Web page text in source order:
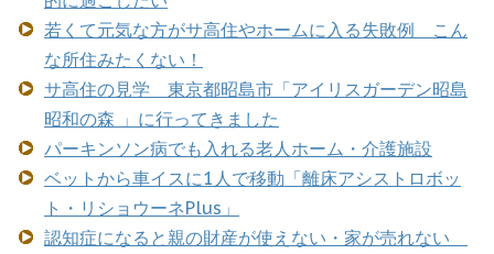
若くて元気な方がサ高住やホームに入る失敗例 こん
な所住みたくない！
サ高住の見学 東京都昭島市「アイリスガーデン昭島
昭和の森 」に行ってきました
パーキンソン病でも入れる老人ホーム・介護施設
ベットから車イスに1人で移動「離床アシストロボッ
ト・リショウーネPlus」
認知症になると親の財産が使えない・家が売れない